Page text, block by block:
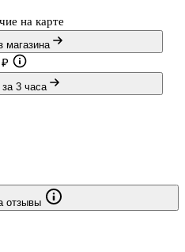
на карте
магазина
₽
3 часа
отзывы